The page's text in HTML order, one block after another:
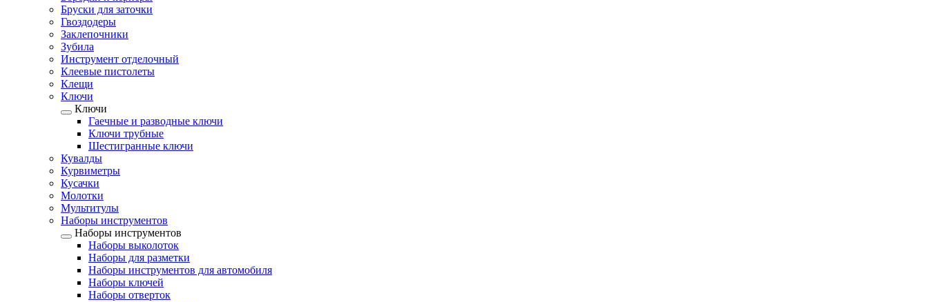
Бруски для заточки
Гвоздодеры
Заклепочники
Зубила
Инструмент отделочный
Клеевые пистолеты
Клещи
Ключи
Ключи
Гаечные и разводные ключи
Ключи трубные
Шестигранные ключи
Кувалды
Курвиметры
Кусачки
Молотки
Мультитулы
Наборы инструментов
Наборы инструментов
Наборы выколоток
Наборы для разметки
Наборы инструментов для автомобиля
Наборы ключей
Наборы отверток